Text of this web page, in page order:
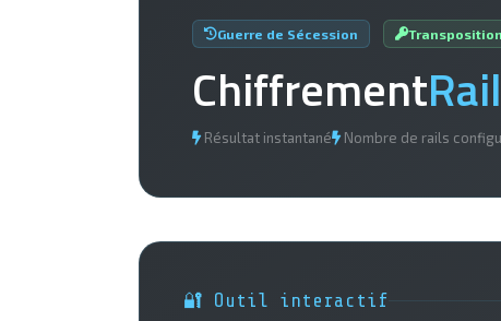
Guerre de Sécession Transposition
Chiffrement
Résultat instantané Nombre de rails
🔐 Outil interactif